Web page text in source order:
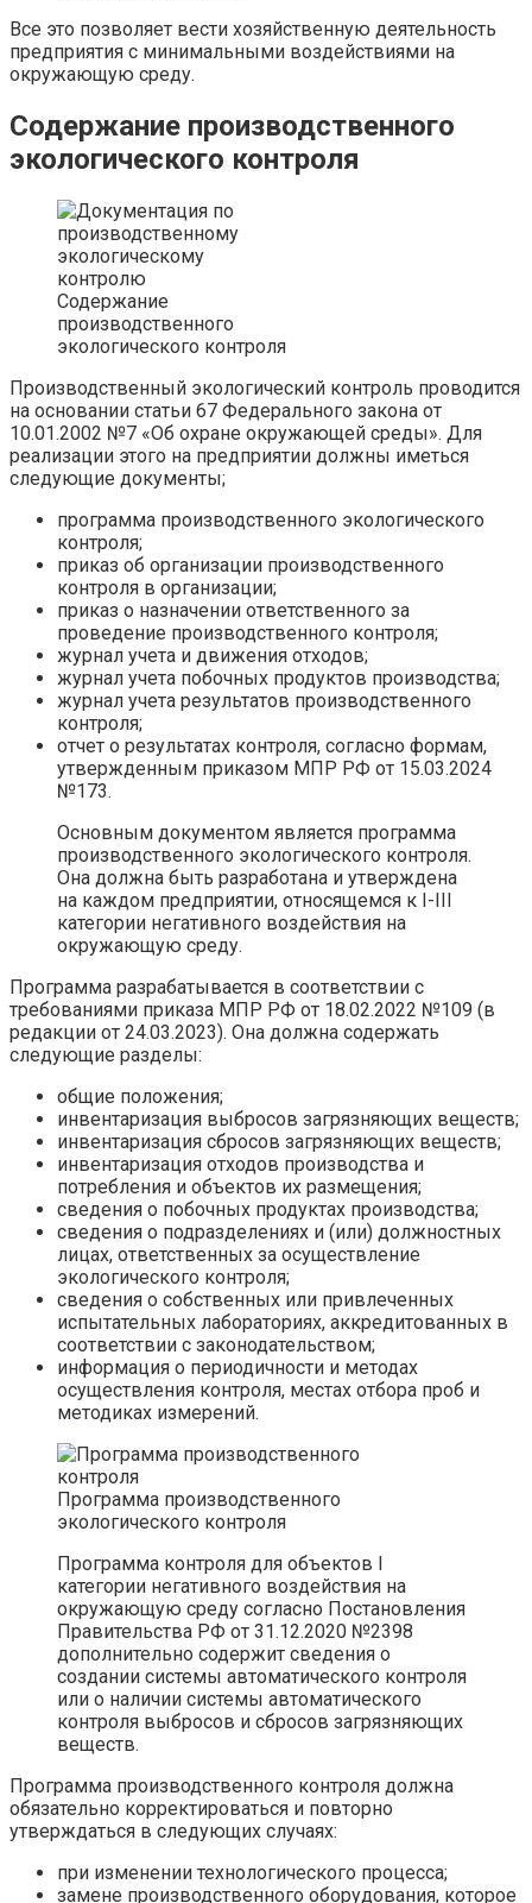
Все это позволяет вести хозяйственную деятельность
предприятия с минимальными воздействиями на
окружающую среду.
Содержание производственного
экологического контроля
Содержание
производственного
экологического контроля
Производственный экологический контроль проводится
на основании статьи 67 Федерального закона от
10.01.2002 №7 «Об охране окружающей среды». Для
реализации этого на предприятии должны иметься
следующие документы;
программа производственного экологического
контроля;
приказ об организации производственного
контроля в организации;
приказ о назначении ответственного за
проведение производственного контроля;
журнал учета и движения отходов;
журнал учета побочных продуктов производства;
журнал учета результатов производственного
контроля;
отчет о результатах контроля, согласно формам,
утвержденным приказом МПР РФ от 15.03.2024
№173.
Основным документом является программа
производственного экологического контроля.
Она должна быть разработана и утверждена
на каждом предприятии, относящемся к I-III
категории негативного воздействия на
окружающую среду.
Программа разрабатывается в соответствии с
требованиями приказа МПР РФ от 18.02.2022 №109 (в
редакции от 24.03.2023). Она должна содержать
следующие разделы:
общие положения;
инвентаризация выбросов загрязняющих веществ;
инвентаризация сбросов загрязняющих веществ;
инвентаризация отходов производства и
потребления и объектов их размещения;
сведения о побочных продуктах производства;
сведения о подразделениях и (или) должностных
лицах, ответственных за осуществление
экологического контроля;
сведения о собственных или привлеченных
испытательных лабораториях, аккредитованных в
соответствии с законодательством;
информация о периодичности и методах
осуществления контроля, местах отбора проб и
методиках измерений.
Программа производственного
экологического контроля
Программа контроля для объектов I
категории негативного воздействия на
окружающую среду согласно Постановления
Правительства РФ от 31.12.2020 №2398
дополнительно содержит сведения о
создании системы автоматического контроля
или о наличии системы автоматического
контроля выбросов и сбросов загрязняющих
веществ.
Программа производственного контроля должна
обязательно корректироваться и повторно
утверждаться в следующих случаях:
при изменении технологического процесса;
замене производственного оборудования, которое